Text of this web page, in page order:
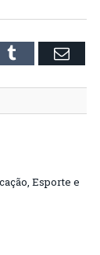
Tumblr Email
Esporte e